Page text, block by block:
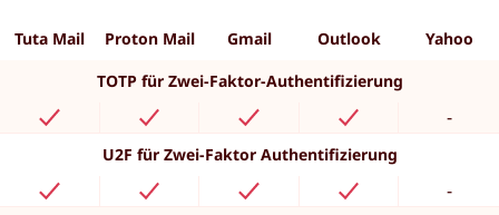
Tuta Mail Proton Mail Gmail Outlook
Yahoo
TOTP für Zwei-Faktor-Authentifizierung
-
U2F für Zwei-Faktor Authentifizierung
-